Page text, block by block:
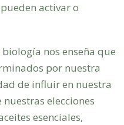
activar o
nos enseña que
por nuestra
de influir en nuestra
elecciones
esenciales,